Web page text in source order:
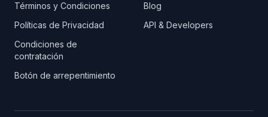
Términos y Condiciones
Políticas de Privacidad
Condiciones de
contratación
Botón de arrepentimiento
Blog
API & Developers